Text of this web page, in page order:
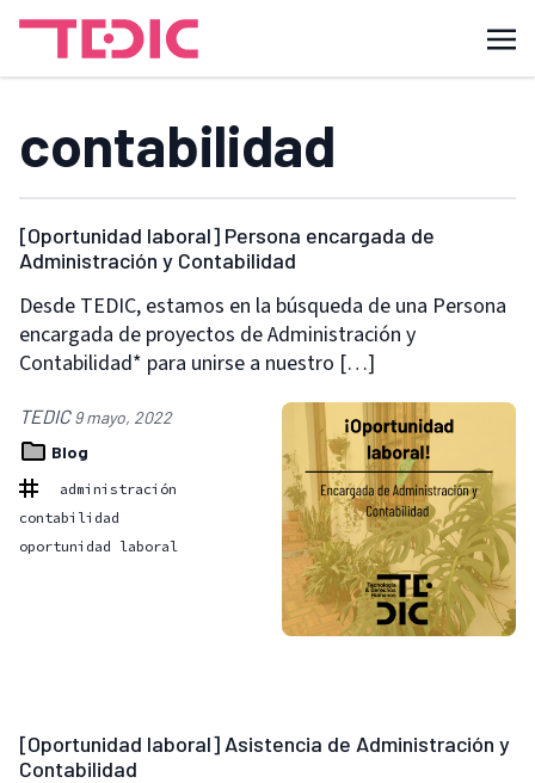
contabilidad
[Oportunidad laboral] Persona encargada de
Administración y Contabilidad
Desde TEDIC, estamos en la búsqueda de una Persona
encargada de proyectos de Administración y
Contabilidad* para unirse a nuestro […]
TEDIC9 mayo, 2022
Blog
administración
contabilidad
oportunidad laboral
[Oportunidad laboral] Asistencia de Administración y
Contabilidad